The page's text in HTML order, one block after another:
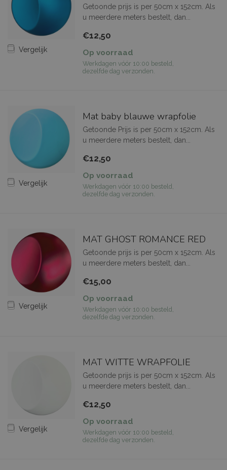
Vergelijk
Getoonde prijs is per 50cm x 152cm. Als
u meerdere meters bestelt, dan...
€12,50
Op voorraad
Werkdagen vóór 10:00 besteld,
dezelfde dag verzonden.
Vergelijk
Mat baby blauwe wrapfolie
Getoonde Prijs is per 50cm x 152cm. Als
u meerdere meters bestelt, dan...
€12,50
Op voorraad
Werkdagen vóór 10:00 besteld,
dezelfde dag verzonden.
Vergelijk
MAT GHOST ROMANCE RED
Getoonde prijs is per 50cm x 152cm. Als
u meerdere meters bestelt, dan...
€15,00
Op voorraad
Werkdagen vóór 10:00 besteld,
dezelfde dag verzonden.
Vergelijk
MAT WITTE WRAPFOLIE
Getoonde prijs is per 50cm x 152cm. Als
u meerdere meters bestelt, dan...
€12,50
Op voorraad
Werkdagen vóór 10:00 besteld,
dezelfde dag verzonden.